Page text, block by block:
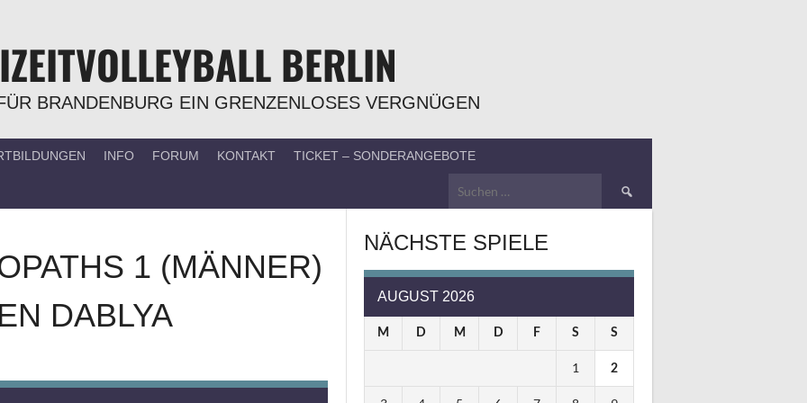
BERLIN
BRANDENBURG EIN GRENZENLOSES VERGNÜGEN
INFO FORUM KONTAKT TICKET – SONDERANGEBOTE
Suchen
1 (MÄNNER)
DABLYA
NÄCHSTE SPIELE
AUGUST 2026
M D M D F S S
1 2